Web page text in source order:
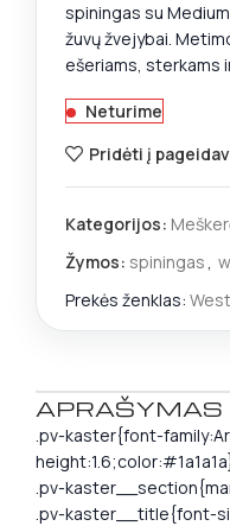
spiningas su
žuvų žvejybai.
ešeriams, sterkams
Neturime
Pridėti į
Kategorijos:
Žymos: spiningas,
Prekės ženklas:
APRAŠYMAS
.pv-kaster{font-
.pv-
.pv-kaster__title{font-